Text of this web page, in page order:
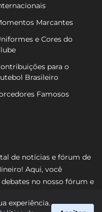
Marcantes
e Cores do
para o
Brasileiro
Famosos
de notícias e fórum de
Aqui, você
no nosso fórum e
mais vibrante da
experiência.